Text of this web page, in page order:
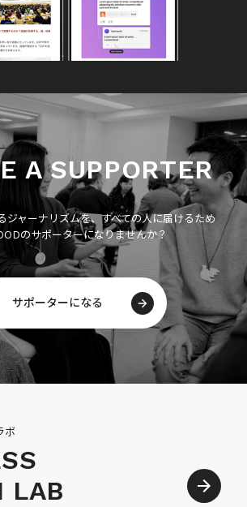
A SUPPORTER
ジャーナリズムを、すべての人に届けるため
のサポーターになりませんか？
サポーターになる
ボ
LAB